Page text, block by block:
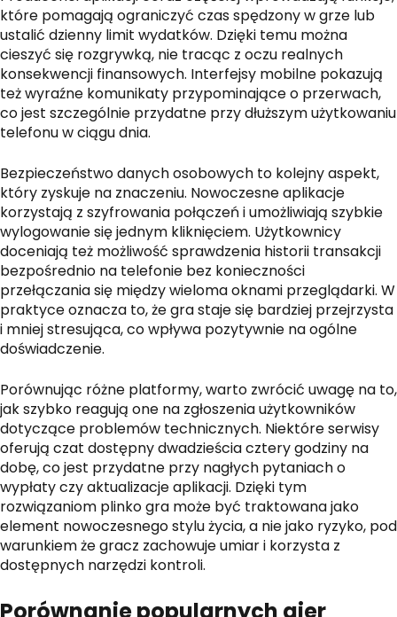
które pomagają ograniczyć czas spędzony w grze lub
ustalić dzienny limit wydatków. Dzięki temu można
cieszyć się rozgrywką, nie tracąc z oczu realnych
konsekwencji finansowych. Interfejsy mobilne pokazują
też wyraźne komunikaty przypominające o przerwach,
co jest szczególnie przydatne przy dłuższym użytkowaniu
telefonu w ciągu dnia.
Bezpieczeństwo danych osobowych to kolejny aspekt,
który zyskuje na znaczeniu. Nowoczesne aplikacje
korzystają z szyfrowania połączeń i umożliwiają szybkie
wylogowanie się jednym kliknięciem. Użytkownicy
doceniają też możliwość sprawdzenia historii transakcji
bezpośrednio na telefonie bez konieczności
przełączania się między wieloma oknami przeglądarki. W
praktyce oznacza to, że gra staje się bardziej przejrzysta
i mniej stresująca, co wpływa pozytywnie na ogólne
doświadczenie.
Porównując różne platformy, warto zwrócić uwagę na to,
jak szybko reagują one na zgłoszenia użytkowników
dotyczące problemów technicznych. Niektóre serwisy
oferują czat dostępny dwadzieścia cztery godziny na
dobę, co jest przydatne przy nagłych pytaniach o
wypłaty czy aktualizacje aplikacji. Dzięki tym
rozwiązaniom plinko gra może być traktowana jako
element nowoczesnego stylu życia, a nie jako ryzyko, pod
warunkiem że gracz zachowuje umiar i korzysta z
dostępnych narzędzi kontroli.